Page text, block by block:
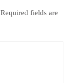
Required fields are